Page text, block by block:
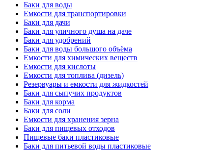
Баки для воды
Емкости для транспортировки
Баки для дачи
Баки для уличного душа на даче
Баки для удобрений
Баки для воды большого объёма
Емкости для химических веществ
Емкости для кислоты
Емкости для топлива (дизель)
Резервуары и емкости для жидкостей
Баки для сыпучих продуктов
Баки для корма
Баки для соли
Емкости для хранения зерна
Баки для пищевых отходов
Пищевые баки пластиковые
Баки для питьевой воды пластиковые